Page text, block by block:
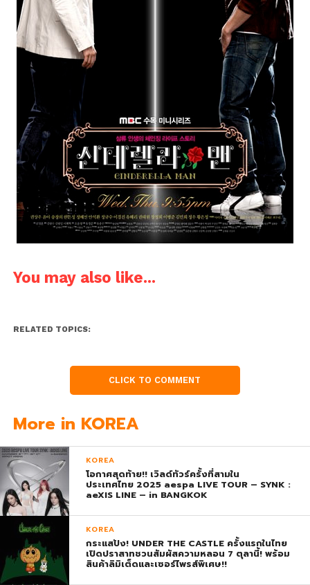
You may also like...
RELATED TOPICS:
CLICK TO COMMENT
More in KOREA
KOREA
โอกาศสุดท้าย!! เวิลด์ทัวร์ครั้งที่สามใน
ประเทศไทย 2025 aespa LIVE TOUR – SYNK :
aeXIS LINE – in BANGKOK
KOREA
กระแสปัง! UNDER THE CASTLE ครั้งแรกในไทย
เปิดปราสาทชวนสัมผัสความหลอน 7 ตุลานี้! พร้อม
สินค้าลิมิเต็ดและเซอร์ไพรส์พิเศษ!!